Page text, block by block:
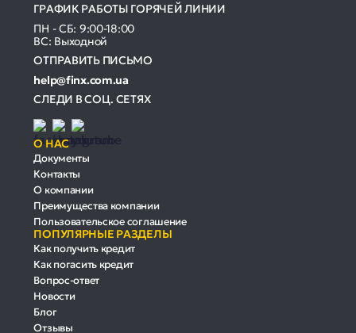
ГРАФИК РАБОТЫ ГОРЯЧЕЙ ЛИНИИ
ПН - СБ: 9:00-18:00
ВС: Выходной
ОТПРАВИТЬ ПИСЬМО
help@finx.com.ua
СЛЕДИ В СОЦ. СЕТЯХ
О НАС
Документы
Контакты
О компании
Преимущества компании
Пользовательское соглашение
ПОПУЛЯРНЫЕ РАЗДЕЛЫ
Как получить кредит
Как погасить кредит
Вопрос-ответ
Новости
Блог
Отзывы